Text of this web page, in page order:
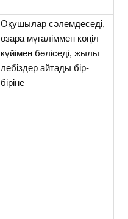
Оқушылар сәлемдеседі,
өзара мұғаліммен көңіл
күйімен бөліседі, жылы
лебіздер айтады бір-
біріне